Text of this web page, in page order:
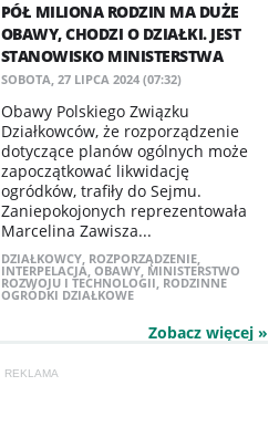
PÓŁ MILIONA RODZIN MA DUŻE
OBAWY, CHODZI O DZIAŁKI. JEST
STANOWISKO MINISTERSTWA
SOBOTA, 27 LIPCA 2024 (07:32)
Obawy Polskiego Związku
Działkowców, że rozporządzenie
dotyczące planów ogólnych może
zapoczątkować likwidację
ogródków, trafiły do Sejmu.
Zaniepokojonych reprezentowała
Marcelina Zawisza...
DZIAŁKOWCY, ROZPORZĄDZENIE,
INTERPELACJA, OBAWY, MINISTERSTWO
ROZWOJU I TECHNOLOGII, RODZINNE
OGRÓDKI DZIAŁKOWE
Zobacz więcej »
REKLAMA